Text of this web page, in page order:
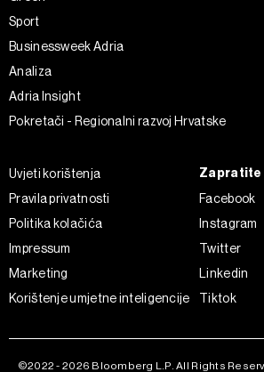
Sport
Businessweek Adria
Analiza
Adria Insight
Pokretači - Regionalni razvoj Hrvatske
Uvjeti korištenja
Pravila privatnosti
Politika kolačića
Impressum
Marketing
Korištenje umjetne inteligencije
Zapratite
Facebook
Instagram
Twitter
Linkedin
Tiktok
©2022 - 2026 Bloomberg L.P. All Rights